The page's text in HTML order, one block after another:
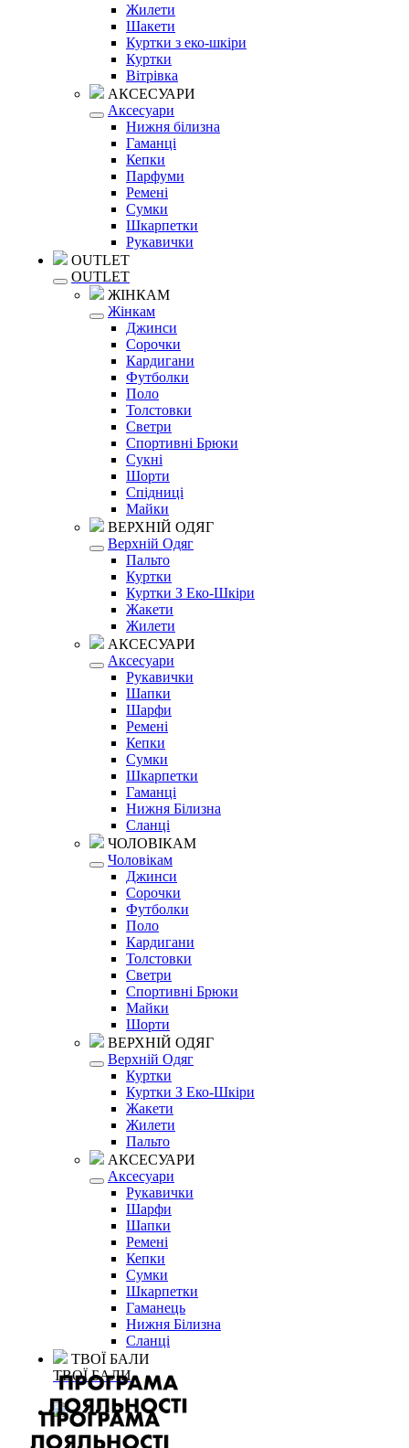
Жилети
Шакети
Куртки з еко-шкіри
Куртки
Вітрівка
АКСЕСУАРИ
Аксесуари
Нижня білизна
Гаманці
Кепки
Парфуми
Ремені
Сумки
Шкарпетки
Рукавички
OUTLET
OUTLET
ЖІНКАМ
Жінкам
Джинси
Сорочки
Кардигани
Футболки
Поло
Толстовки
Светри
Спортивні Брюки
Сукні
Шорти
Спідниці
Майки
ВЕРХНІЙ ОДЯГ
Верхній Одяг
Пальто
Куртки
Куртки З Еко-Шкіри
Жакети
Жилети
АКСЕСУАРИ
Аксесуари
Рукавички
Шапки
Шарфи
Ремені
Кепки
Сумки
Шкарпетки
Гаманці
Нижня Білизна
Сланці
ЧОЛОВІКАМ
Чоловікам
Джинси
Сорочки
Футболки
Поло
Кардигани
Толстовки
Светри
Спортивні Брюки
Майки
Шорти
ВЕРХНІЙ ОДЯГ
Верхній Одяг
Куртки
Куртки З Еко-Шкіри
Жакети
Жилети
Пальто
АКСЕСУАРИ
Аксесуари
Рукавички
Шарфи
Шапки
Ремені
Кепки
Сумки
Шкарпетки
Гаманець
Нижня Білизна
Сланці
ТВОЇ БАЛИ
ТВОЇ БАЛИ